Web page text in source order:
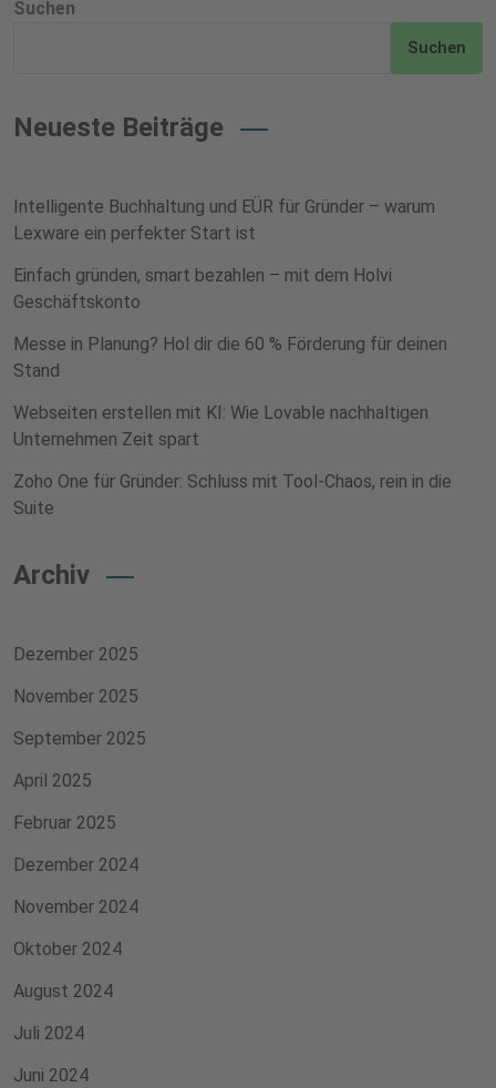
Suchen
Suchen
Neueste Beiträge
Intelligente Buchhaltung und EÜR für Gründer – warum
Lexware ein perfekter Start ist
Einfach gründen, smart bezahlen – mit dem Holvi
Geschäftskonto
Messe in Planung? Hol dir die 60 % Förderung für deinen
Stand
Webseiten erstellen mit KI: Wie Lovable nachhaltigen
Unternehmen Zeit spart
Zoho One für Gründer: Schluss mit Tool-Chaos, rein in die
Suite
Archiv
Dezember 2025
November 2025
September 2025
April 2025
Februar 2025
Dezember 2024
November 2024
Oktober 2024
August 2024
Juli 2024
Juni 2024